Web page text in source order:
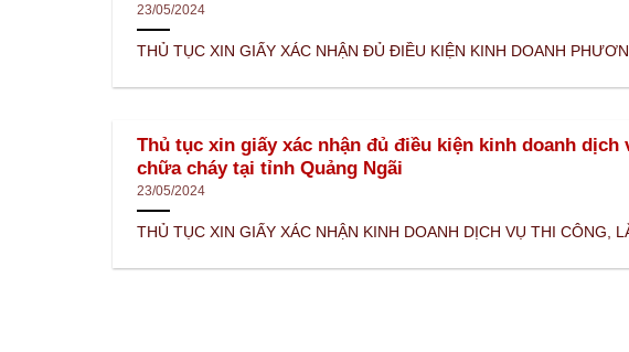
23/05/2024
THỦ TỤC XIN GIẤY XÁC NHẬN ĐỦ ĐIỀU KIỆN KINH DOANH
Thủ tục xin giấy xác nhận đủ điều kiện kinh doanh
chữa cháy tại tỉnh Quảng Ngãi
23/05/2024
THỦ TỤC XIN GIẤY XÁC NHẬN KINH DOANH DỊCH VỤ THI CÔNG,